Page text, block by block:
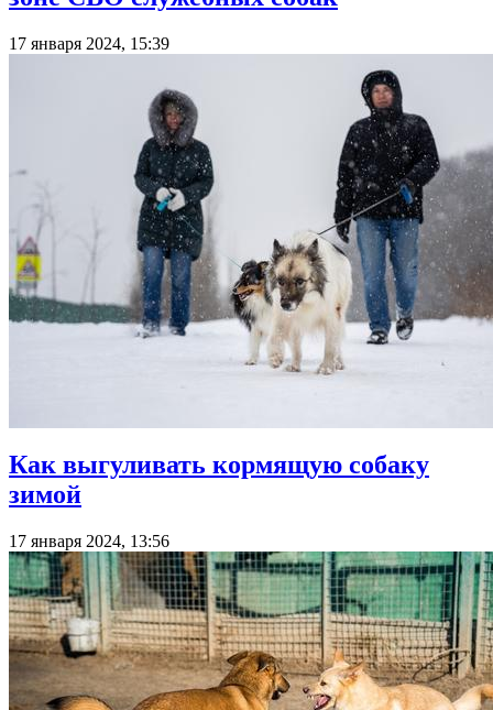
17 января 2024, 15:39
Как выгуливать кормящую собаку
зимой
17 января 2024, 13:56